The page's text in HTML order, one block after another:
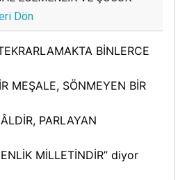
Dön
BİNLERCE
MEŞALE, SÖNMEYEN BİR
PARLAYAN
MİLLETİNDİR” diyor